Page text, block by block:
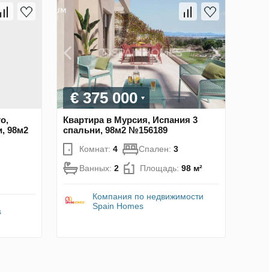
98м2
€ 375 000
Квартира в Мурсия, Испания 3
спальни, 98м2 №156189
Комнат: 4 Спален: 3
Ванных: 2 Площадь: 98 м²
Компания по недвижимости
Spain Homes